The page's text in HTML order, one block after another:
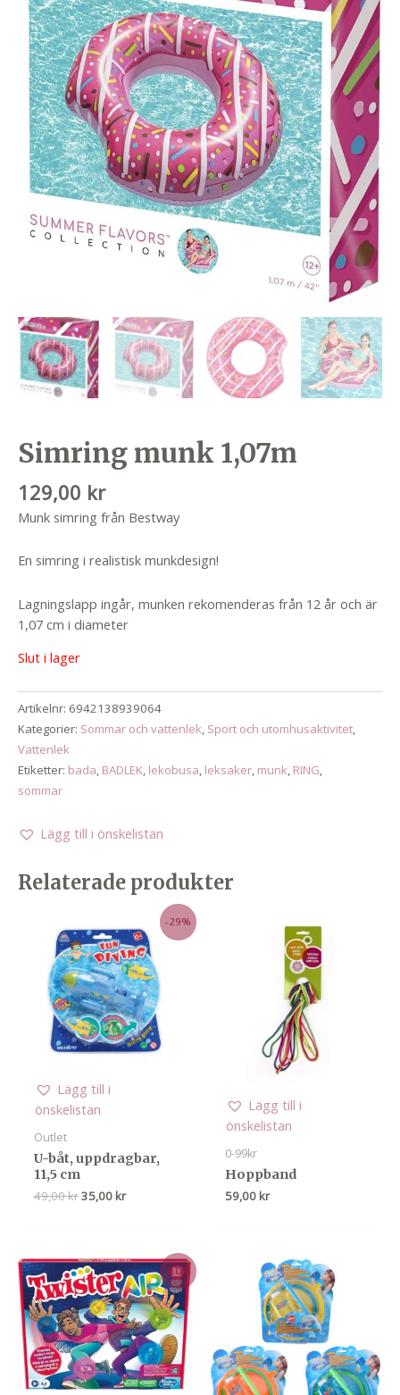
Simring munk 1,07m
129,00 kr
Munk simring från Bestway
En simring i realistisk munkdesign!
Lagningslapp ingår, munken rekomenderas från 12 år och är
1,07 cm i diameter
Slut i lager
Artikelnr: 6942138939064
Kategorier: Sommar och vattenlek Sport och utomhusaktivitet
Vattenlek
Etiketter: bada BADLEK lekobusa leksaker munk RING
sommar
Lägg till i önskelistan
Relaterade produkter
-29%
Lägg till i
önskelistan
Outlet
U-båt, uppdragbar,
11,5 cm
49,00krDet
49,00 kr.
35,00 krDet
35,00 kr.
Lägg till i
önskelistan
0-99kr
Hoppband
59,00 kr
-10%